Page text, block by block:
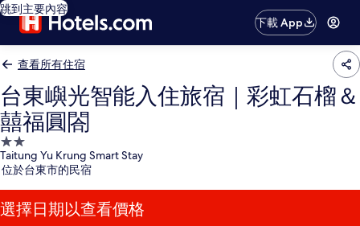
跳到主要內容
下載 App
查看所有住宿
台東嶼光智能入住旅宿｜彩虹石榴＆
囍福圓閤
2.0
星
級
住
宿
Taitung Yu Krung Smart Stay
位於台東市的民宿
選擇日期以查看價格